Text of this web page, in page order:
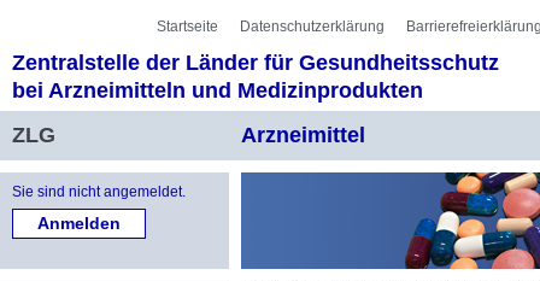
Sprung zur Servicenavigation
Sprung zur Hauptnavigation
Sprung zur Unternavigation
Sprung zur Suche
Sprung zum Inhalt
Sprung zum Fußbereich
Startseite Datenschutzerklärung
Zentralstelle der Länder für Gesundheitsschutz
bei Arzneimitteln und Medizinprodukten
ZLG
Arzneimittel
Sie sind nicht angemeldet.